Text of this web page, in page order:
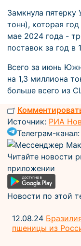
Замкнула пятерку
тонн), которая
мае 2024 года -
поставок за год в
Всего за июнь
на 1,3 миллиона
больше всего из
Источник: РИА
Телеграм-канал:
Мессенджер
Читайте новости
приложении
Новости по этой
12.08.24
пшеницы из